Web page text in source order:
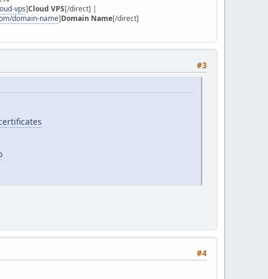
vps]Cloud VPS[/direct] |
domain-name]Domain Name[/direct]
#3
#4